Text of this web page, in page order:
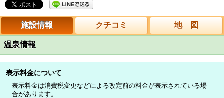
施設情報 クチコミ 地 図
温泉情報
表示料金について
表示料金は消費税変更などによる改定前の料金が表示されている場
合があります。